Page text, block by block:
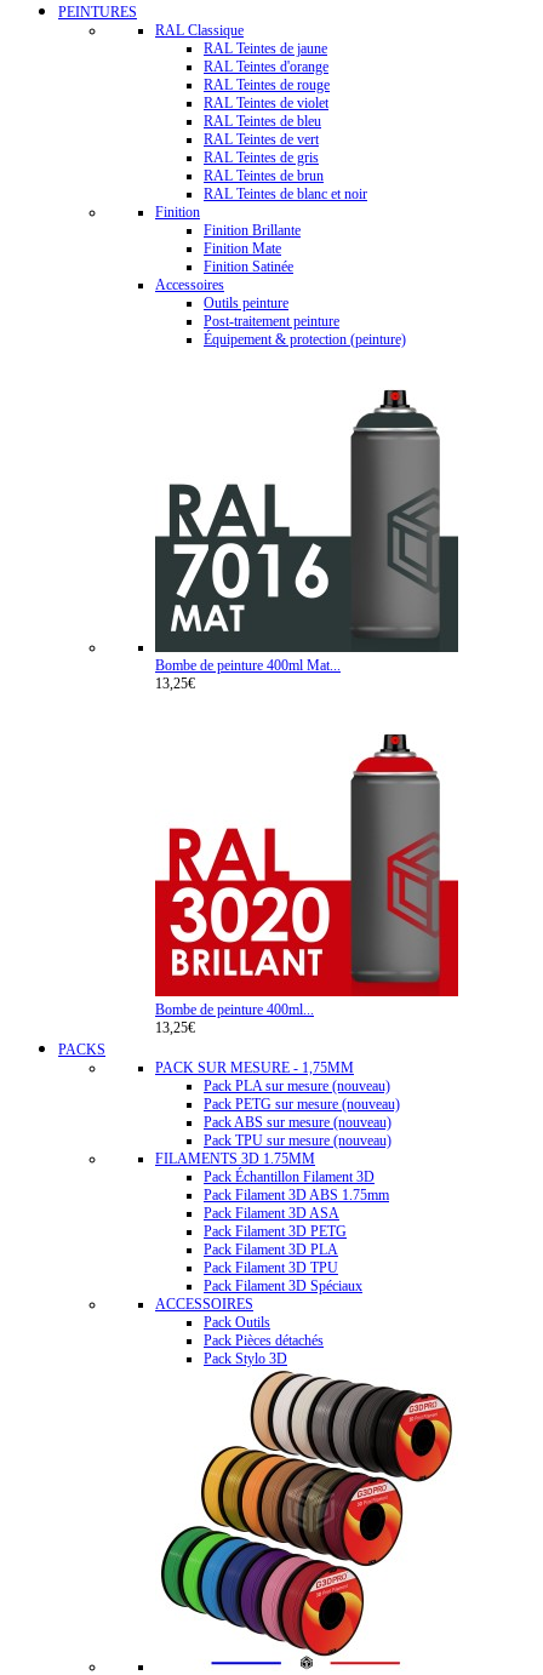
PEINTURES
RAL Classique
RAL Teintes de jaune
RAL Teintes d'orange
RAL Teintes de rouge
RAL Teintes de violet
RAL Teintes de bleu
RAL Teintes de vert
RAL Teintes de gris
RAL Teintes de brun
RAL Teintes de blanc et noir
Finition
Finition Brillante
Finition Mate
Finition Satinée
Accessoires
Outils peinture
Post-traitement peinture
Équipement & protection (peinture)
Bombe de peinture 400ml Mat...
13,25€
Bombe de peinture 400ml...
13,25€
PACKS
PACK SUR MESURE - 1,75MM
Pack PLA sur mesure (nouveau)
Pack PETG sur mesure (nouveau)
Pack ABS sur mesure (nouveau)
Pack TPU sur mesure (nouveau)
FILAMENTS 3D 1.75MM
Pack Échantillon Filament 3D
Pack Filament 3D ABS 1.75mm
Pack Filament 3D ASA
Pack Filament 3D PETG
Pack Filament 3D PLA
Pack Filament 3D TPU
Pack Filament 3D Spéciaux
ACCESSOIRES
Pack Outils
Pack Pièces détachés
Pack Stylo 3D